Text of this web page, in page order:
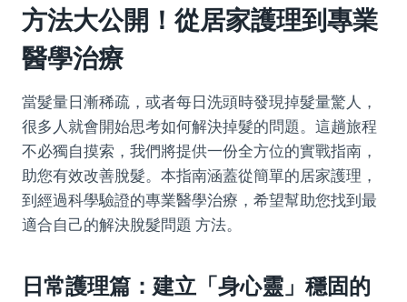
方法大公開！從居家護理到專業
醫學治療
當髮量日漸稀疏，或者每日洗頭時發現掉髮量驚人，
很多人就會開始思考如何解決掉髮的問題。這趟旅程
不必獨自摸索，我們將提供一份全方位的實戰指南，
助您有效改善脫髮。本指南涵蓋從簡單的居家護理，
到經過科學驗證的專業醫學治療，希望幫助您找到最
適合自己的解決脫髮問題 方法。
日常護理篇：建立「身心靈」穩固的